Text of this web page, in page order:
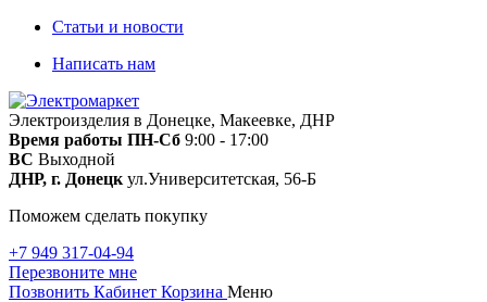
Статьи и новости
Написать нам
Электроизделия в Донецке, Макеевке, ДНР
Время работы ПН-Сб 9:00 - 17:00
ВС Выходной
ДНР, г. Донецк ул.Университетская, 56-Б
Поможем сделать покупку
+7 949 317-04-94
Перезвоните мне
Позвонить Кабинет Корзина Меню